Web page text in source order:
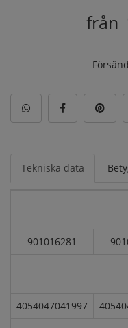
från
Tekniska data
901016281
4054047041997